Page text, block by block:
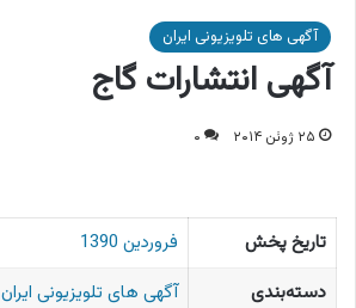
آگهی های تلویزیونی ایران
آگهی انتشارات گاج
۲۵ ژوئن ۲۰۱۴ ۰
تاریخ پخش
فروردین 1390
دسته‌بندی
آگهی های تلویزیونی ایران